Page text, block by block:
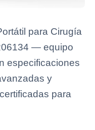
para Cirugía
— equipo
especificaciones
y
para